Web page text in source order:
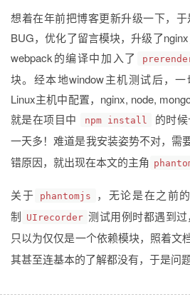
想着在年前把博客更新升级一下，
BUG，优化了留言模块，升级了
webpack的编译中加入了
块。经本地window主机测试后，
Linux主机中配置，nginx, node,
就是在项目中
npm install
的时
一天多！难道是我安装姿势不对，需
错原因，就出现在本文的主角
关于 phantomjs
，无论是在之前
制 UIrecorder 测试用例时都遇到过
只以为仅仅是一个依赖模块，照着文
其甚至连基本的了解都没有，于是问